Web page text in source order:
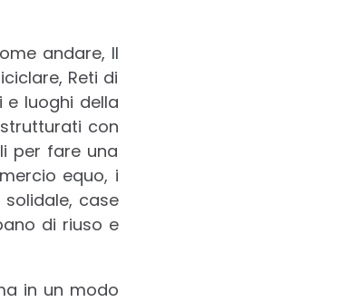
andare, Il
Reti di
luoghi della
con
per fare una
equo, i
case
di riuso e
in un modo